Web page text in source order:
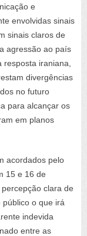
e
envolvidas sinais
sinais claros de
agressão ao país
iraniana,
divergências
no futuro
para alcançar os
em planos
acordados pelo
15 e 16 de
clara de
o que irá
indevida
entre as